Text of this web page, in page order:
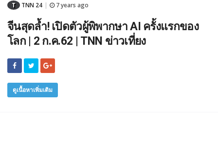
T TNN 24 7 years ago
จีนสุดล้ำ! เปิดตัวผู้พิพากษา AI ครั้งแรกของ
โลก | 2 ก.ค.62 | TNN ข่าวเที่ยง
ดูเนื้อหาเพิ่มเติม